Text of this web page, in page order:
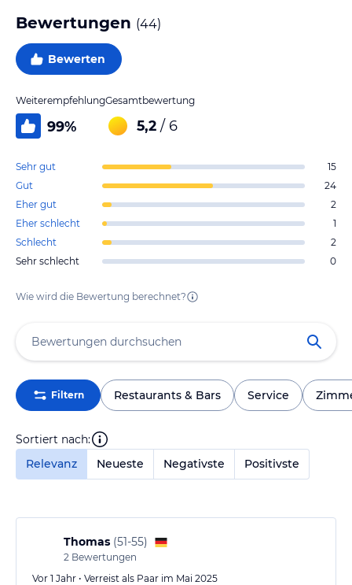
Bewertungen (44)
Bewerten
Weiterempfehlung
99%
Gesamtbewertung
5,2 / 6
Sehr gut
15
Gut
24
Eher gut
2
Eher schlecht
1
Schlecht
2
Sehr schlecht
0
Wie wird die Bewertung berechnet?
Filtern Restaurants & Bars Service
Sortiert nach:
Relevanz
Neueste Negativste Positivste
Thomas (51-55)
2 Bewertungen
Vor 1 Jahr • Verreist als Paar im Mai 2025